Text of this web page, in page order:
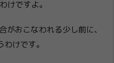
けですよ。
がおこなわれる少し前に、
けです。